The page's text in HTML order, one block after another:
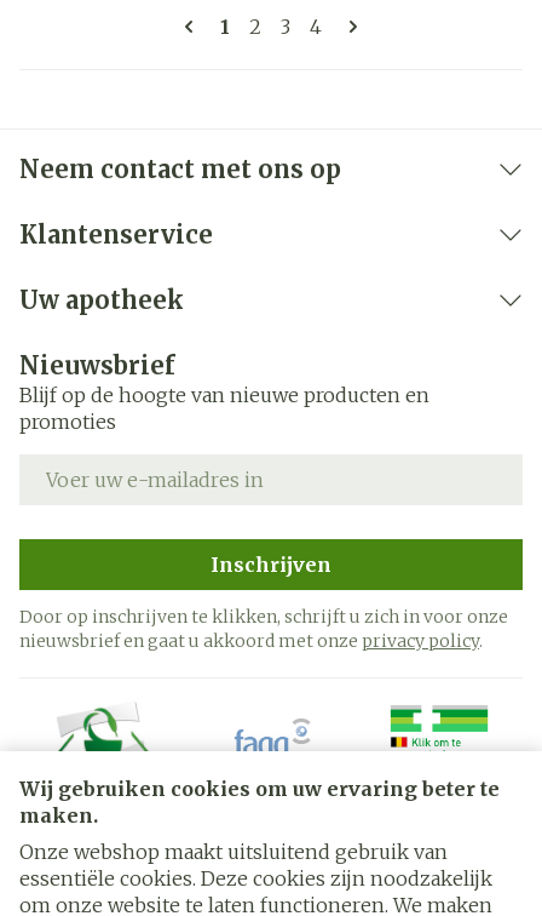
Wij gebruiken cookies om uw ervaring beter te
maken.
Onze webshop maakt uitsluitend gebruik van
essentiële cookies. Deze cookies zijn noodzakelijk
om onze website te laten functioneren. We maken
Pagina's
U lees momenteel pagina
1 Pagina
2 Pagina
3 Pagina
4
Neem contact met ons op
Klantenservice
Uw apotheek
Nieuwsbrief
Blijf op de hoogte van nieuwe producten en
promoties
Inschrijven
Door op inschrijven te klikken, schrijft u zich in voor onze
nieuwsbrief en gaat u akkoord met onze privacy policy.
Juridische links